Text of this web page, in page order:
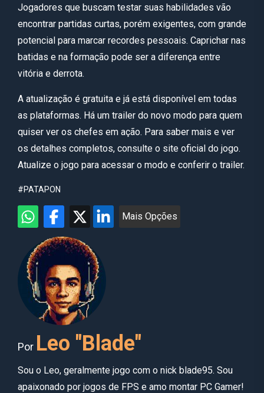
Jogadores que buscam testar suas habilidades vão
encontrar partidas curtas, porém exigentes, com grande
potencial para marcar recordes pessoais. Caprichar nas
batidas e na formação pode ser a diferença entre
vitória e derrota.
A atualização é gratuita e já está disponível em todas
as plataformas. Há um trailer do novo modo para quem
quiser ver os chefes em ação. Para saber mais e ver
os detalhes completos, consulte o site oficial do jogo.
Atualize o jogo para acessar o modo e conferir o trailer.
#PATAPON
Mais Opções
Por Leo "Blade"
Sou o Leo, geralmente jogo com o nick blade95. Sou
apaixonado por jogos de FPS e amo montar PC Gamer!